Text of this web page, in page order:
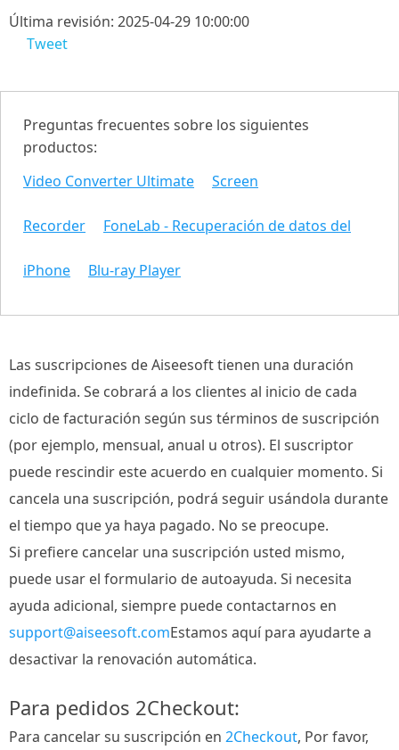
Última revisión: 2025-04-29 10:00:00
Tweet
Preguntas frecuentes sobre los siguientes
productos:
Video Converter Ultimate
Screen
Recorder FoneLab - Recuperación de datos del
iPhone Blu-ray Player
Las suscripciones de Aiseesoft tienen una duración
indefinida. Se cobrará a los clientes al inicio de cada
ciclo de facturación según sus términos de suscripción
(por ejemplo, mensual, anual u otros). El suscriptor
puede rescindir este acuerdo en cualquier momento. Si
cancela una suscripción, podrá seguir usándola durante
el tiempo que ya haya pagado. No se preocupe.
Si prefiere cancelar una suscripción usted mismo,
puede usar el formulario de autoayuda. Si necesita
ayuda adicional, siempre puede contactarnos en
support@aiseesoft.comEstamos aquí para ayudarte a
desactivar la renovación automática.
Para pedidos 2Checkout:
Para cancelar su suscripción en 2Checkout, Por favor,